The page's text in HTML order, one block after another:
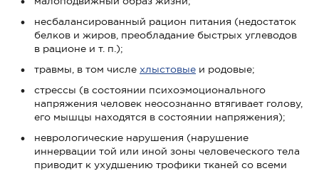
несбалансированный рацион питания (недостаток
белков и жиров, преобладание быстрых углеводов
в рационе и т. п.);
травмы, в том числе хлыстовые и родовые;
стрессы (в состоянии психоэмоционального
напряжения человек неосознанно втягивает голову,
его мышцы находятся в состоянии напряжения);
неврологические нарушения (нарушение
иннервации той или иной зоны человеческого тела
приводит к ухудшению трофики тканей со всеми